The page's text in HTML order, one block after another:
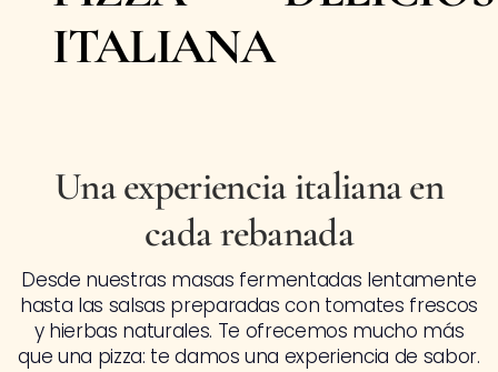
ITALIANA
Desde nuestras masas fermentadas lentamente
hasta las salsas preparadas con tomates frescos
y hierbas naturales. Te ofrecemos mucho más
que una pizza: te damos una experiencia de sabor.
Una experiencia italiana en
cada rebanada